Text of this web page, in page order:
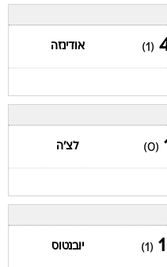
(1) אודינזה
(0) לצ'ה
(1) יובנטוס